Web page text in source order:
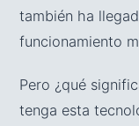
también ha
funcionamiento
Pero ¿qué
tenga esta